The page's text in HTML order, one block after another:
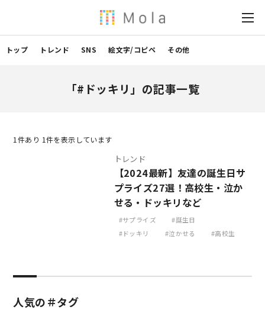
トップ トレンド SNS 絵文字/コピペ その他
「#ドッキリ」の記事一覧
1 件あり 1件を表示しています
トレンド
【2024最新】友達の誕生日サ
プライズ27選！高校生・泣か
せる・ドッキリなど
サプライズ
誕生日
ドッキリ
泣かせる 高校生
人気の＃タグ